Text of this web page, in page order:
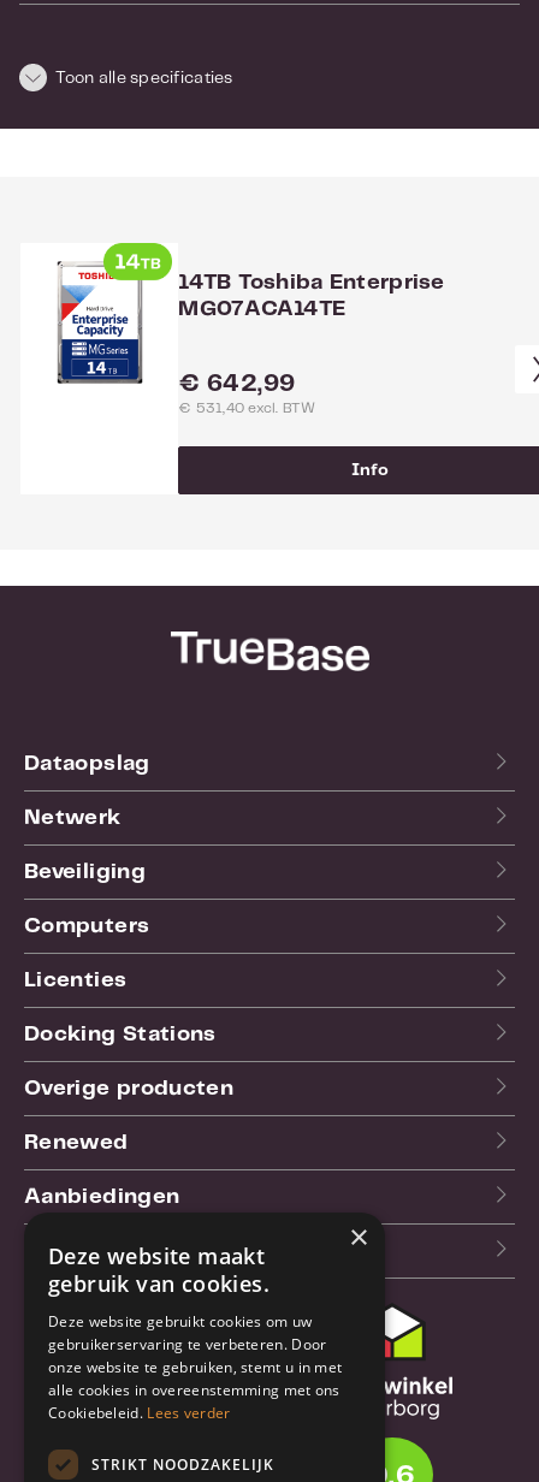
Lengte: 150
Toon alle specificaties
14TB Toshiba Enterprise
MG07ACA14TE
Normale prijs:
€ 642,99
€ 531,40 excl. BTW
Info
Dataopslag
Netwerk
Beveiliging
Computers
Licenties
Docking Stations
Overige producten
Renewed
Aanbiedingen
Blog
Klantenservice
Bestel- en
verzendinformatie
Garantie en reparatie
9.6
×
Deze website maakt
gebruik van cookies.
Deze website gebruikt cookies om uw
gebruikerservaring te verbeteren. Door
onze website te gebruiken, stemt u in met
alle cookies in overeenstemming met ons
Cookiebeleid. Lees verder
STRIKT NOODZAKELIJK